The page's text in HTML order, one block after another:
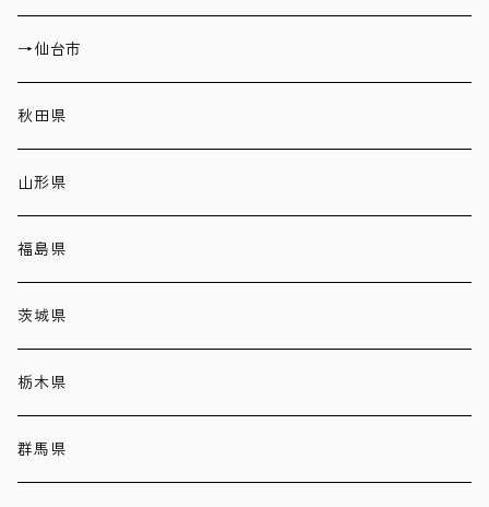
→仙台市
秋田県
山形県
福島県
茨城県
栃木県
群馬県